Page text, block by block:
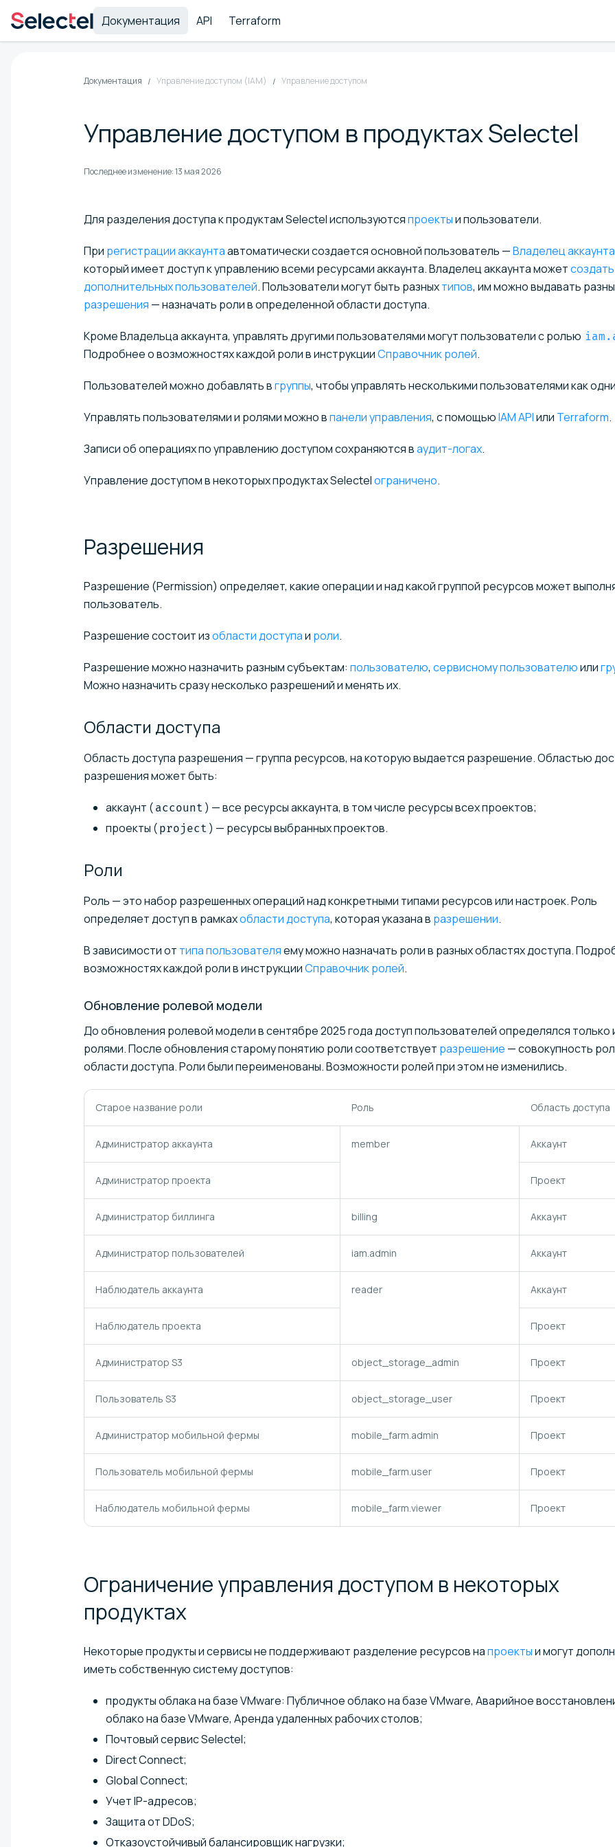
Документация API Terraform
Документация Управление доступом (IAM) Управление доступом
Управление доступом в продуктах Selectel
Последнее изменение:13 мая 2026
Для разделения доступа к продуктам Selectel используютсяпроектыи пользователи.
При регистрации аккаунтаавтоматически создается основной пользователь —Владелец аккаунта
который имеет доступ к управлению всеми ресурсами аккаунта. Владелец аккаунта можетсоздать
дополнительных пользователей. Пользователи могут быть разныхтипов, им можно выдавать
разрешения — назначать роли в определенной области доступа.
Кроме Владельца аккаунта, управлять другими пользователями могут пользователи с ролью
Подробнее о возможностях каждой роли в инструкцииСправочник ролей.
Пользователей можно добавлять вгруппы, чтобы управлять несколькими пользователями как
Управлять пользователями и ролями можно впанели управления, с помощьюIAM APIили Terraform.
Записи об операциях по управлению доступом сохраняются ваудит-логах.
Управление доступом в некоторых продуктах Selectelограничено.
Разрешения
Разрешение (Permission) определяет, какие операции и над какой группой ресурсов может
пользователь.
Разрешение состоит изобласти доступаи роли.
Разрешение можно назначить разным субъектам: пользователю, сервисному пользователюили
Можно назначить сразу несколько разрешений и менять их.
Области доступа
Область доступа разрешения — группа ресурсов, на которую выдается разрешение. Областью
разрешения может быть:
аккаунт ( account ) — все ресурсы аккаунта, в том числе ресурсы всех проектов;
проекты ( project ) — ресурсы выбранных проектов.
Роли⁠​
Роль — это набор разрешенных операций над конкретными типами ресурсов или настроек. Роль
определяет доступ в рамкахобласти доступа, которая указана в разрешении.
В зависимости от типа пользователяему можно назначать роли в разных областях доступа.
возможностях каждой роли в инструкцииСправочник ролей.
Обновление ролевой модели
До обновления ролевой модели в сентябре 2025 года доступ пользователей определялся только
ролями. После обновления старому понятию роли соответствует разрешение — совокупность
области доступа. Роли были переименованы. Возможности ролей при этом не изменились.
Старое название роли Роль Область доступа
Администратор аккаунта member Аккаунт
Администратор проекта Проект
Администратор биллинга billing Аккаунт
Администратор пользователей iam.admin Аккаунт
Наблюдатель аккаунта reader Аккаунт
Наблюдатель проекта Проект
Администратор S3 object_storage_admin Проект
Пользователь S3 object_storage_user Проект
Администратор мобильной фермы mobile_farm.admin Проект
Пользователь мобильной фермы mobile_farm.user Проект
Наблюдатель мобильной фермы mobile_farm.viewer Проект
Ограничение управления доступом в некоторых
продуктах
Некоторые продукты и сервисы не поддерживают разделение ресурсов напроектыи могут
иметь собственную систему доступов:
продукты облака на базе VMware: Публичное облако на базе VMware, Аварийное
облако на базе VMware, Аренда удаленных рабочих столов;
Почтовый сервис Selectel;
Direct Connect;
Global Connect;
Учет IP-адресов;
Защита от DDoS;
Отказоустойчивый балансировщик нагрузки;